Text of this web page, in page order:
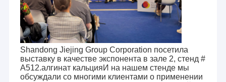
Shandong Jiejing Group Corporation посетила
выставку в качестве экспонента в зале 2, стенд #
A512.алгинат кальцияИ на нашем стенде мы
обсуждали со многими клиентами о применении